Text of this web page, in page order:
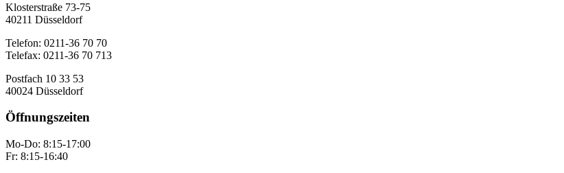
Klosterstraße 73-75
40211 Düsseldorf
Telefon: 0211-36 70 70
Telefax: 0211-36 70 713
Postfach 10 33 53
40024 Düsseldorf
Öffnungszeiten
Mo-Do: 8:15-17:00
Fr: 8:15-16:40